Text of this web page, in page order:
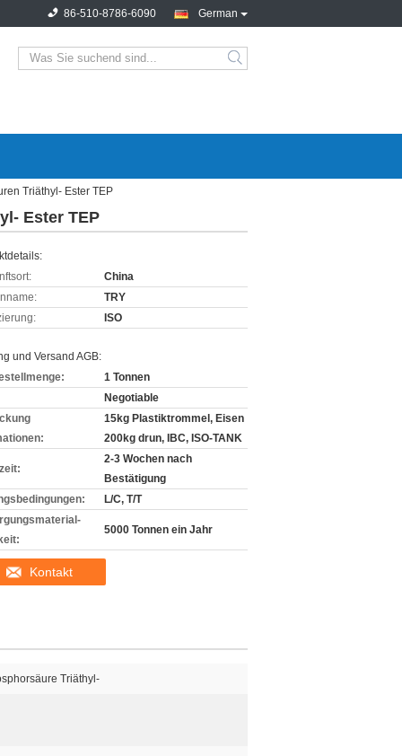
German
86-510-8786-6090
Triäthyl- Ester TEP
Ester TEP
China
TRY
ISO
und Versand AGB:
1 Tonnen
Negotiable
15kg Plastiktrommel, Eisen
200kg drun, IBC, ISO-TANK
2-3 Wochen nach
Bestätigung
L/C, T/T
5000 Tonnen ein Jahr
Kontakt
Triäthyl-